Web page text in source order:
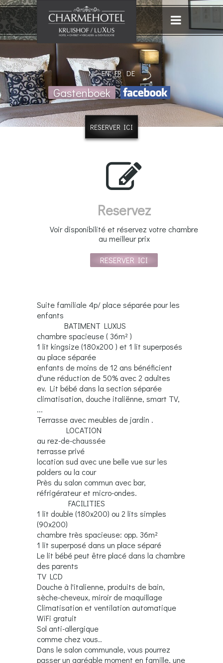
RESERVER ICI
NL EN FR DE
Gastenboek
Reservez
Voir disponibilité et réservez votre chambre
au meilleur prix
RESERVER ICI
Suite familiale 4p/ place séparée pour les
enfants
BATIMENT LUXUS
chambre spacieuse ( 36m² )
1 lit kingsize (180x200 ) et 1 lit superposés
au place séparée
enfants de moins de 12 ans bénéficient
d'une réduction de 50% avec 2 adultes
ev. Lit bébé dans la section séparée
climatisation, douche italiënne, smart TV,
...
Terrasse avec meubles de jardin .
LOCATION
au rez-de-chaussée
terrasse privé
location sud avec une belle vue sur les
polders ou la cour
Près du salon commun avec bar,
réfrigérateur et micro-ondes.
FACILITIES
1 lit double (180x200) ou 2 lits simples
(90x200)
chambre très spacieuse: opp. 36m²
1 lit superposé dans un place séparé
Le lit bébé peut être placé dans la chambre
des parents
TV LCD
Douche à l'italienne, produits de bain,
sèche-cheveux, miroir de maquillage
Climatisation et ventilation automatique
WiFi gratuit
Sol anti-allergique
comme chez vous..
Dans le salon communale, vous pourrez
passer un agréable moment en famille, une